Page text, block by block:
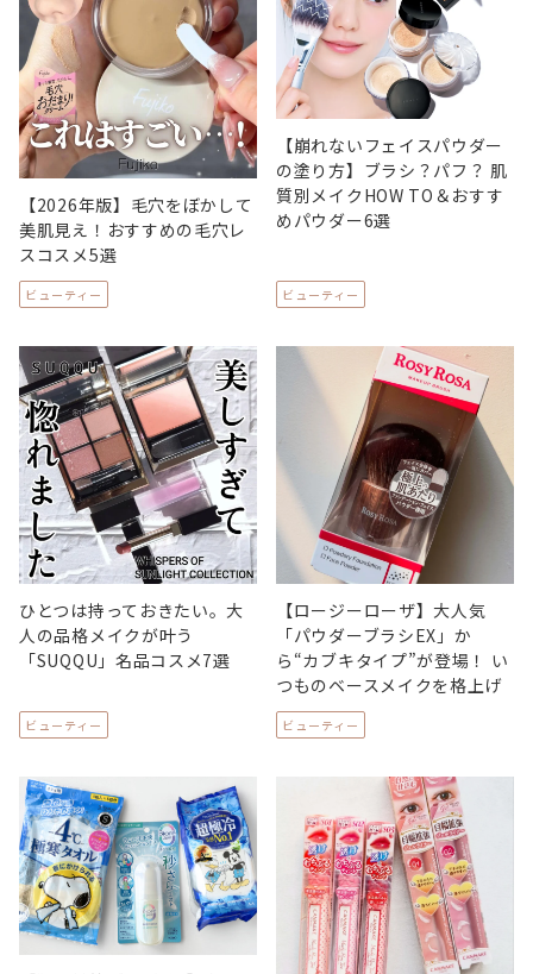
【2026年版】毛穴をぼかして
美肌見え！おすすめの毛穴レ
スコスメ5選
ビューティー
【崩れないフェイスパウダー
の塗り方】ブラシ？パフ？ 肌
質別メイクHOW TO＆おすす
めパウダー6選
ビューティー
ひとつは持っておきたい。大
人の品格メイクが叶う
「SUQQU」名品コスメ7選
ビューティー
【ロージーローザ】大人気
「パウダーブラシEX」か
ら“カブキタイプ”が登場！ い
つものベースメイクを格上げ
ビューティー